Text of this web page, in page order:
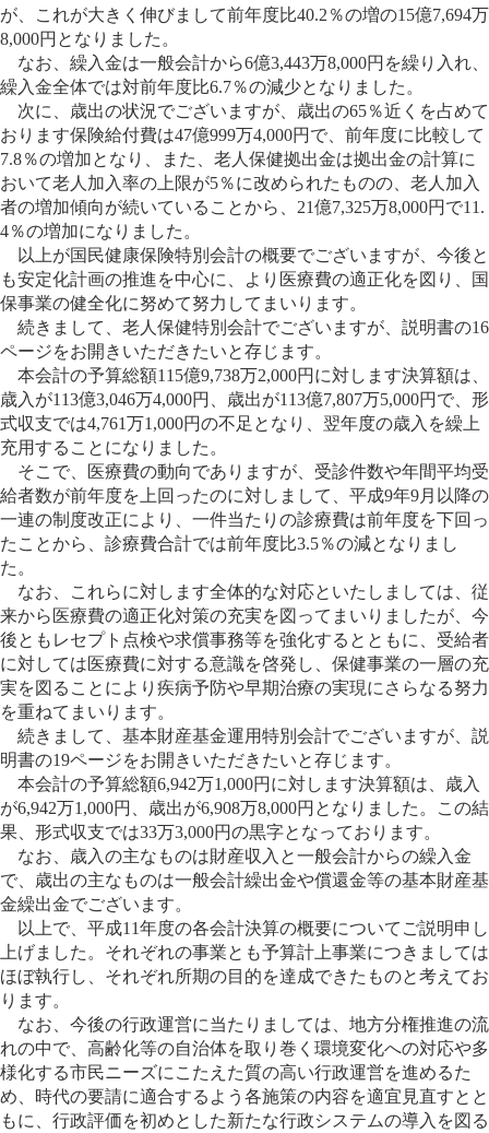
が、これが大きく伸びまして前年度比40.2％の増の15億7,694万
8,000円となりました。
なお、繰入金は一般会計から6億3,443万8,000円を繰り入れ、
繰入金全体では対前年度比6.7％の減少となりました。
次に、歳出の状況でございますが、歳出の65％近くを占めて
おります保険給付費は47億999万4,000円で、前年度に比較して
7.8％の増加となり、また、老人保健拠出金は拠出金の計算に
おいて老人加入率の上限が5％に改められたものの、老人加入
者の増加傾向が続いていることから、21億7,325万8,000円で11.
4％の増加になりました。
以上が国民健康保険特別会計の概要でございますが、今後と
も安定化計画の推進を中心に、より医療費の適正化を図り、国
保事業の健全化に努めて努力してまいります。
続きまして、老人保健特別会計でございますが、説明書の16
ページをお開きいただきたいと存じます。
本会計の予算総額115億9,738万2,000円に対します決算額は、
歳入が113億3,046万4,000円、歳出が113億7,807万5,000円で、形
式収支では4,761万1,000円の不足となり、翌年度の歳入を繰上
充用することになりました。
そこで、医療費の動向でありますが、受診件数や年間平均受
給者数が前年度を上回ったのに対しまして、平成9年9月以降の
一連の制度改正により、一件当たりの診療費は前年度を下回っ
たことから、診療費合計では前年度比3.5％の減となりまし
た。
なお、これらに対します全体的な対応といたしましては、従
来から医療費の適正化対策の充実を図ってまいりましたが、今
後ともレセプト点検や求償事務等を強化するとともに、受給者
に対しては医療費に対する意識を啓発し、保健事業の一層の充
実を図ることにより疾病予防や早期治療の実現にさらなる努力
を重ねてまいります。
続きまして、基本財産基金運用特別会計でございますが、説
明書の19ページをお開きいただきたいと存じます。
本会計の予算総額6,942万1,000円に対します決算額は、歳入
が6,942万1,000円、歳出が6,908万8,000円となりました。この結
果、形式収支では33万3,000円の黒字となっております。
なお、歳入の主なものは財産収入と一般会計からの繰入金
で、歳出の主なものは一般会計繰出金や償還金等の基本財産基
金繰出金でございます。
以上で、平成11年度の各会計決算の概要についてご説明申し
上げました。それぞれの事業とも予算計上事業につきましては
ほぼ執行し、それぞれ所期の目的を達成できたものと考えてお
ります。
なお、今後の行政運営に当たりましては、地方分権推進の流
れの中で、高齢化等の自治体を取り巻く環境変化への対応や多
様化する市民ニーズにこたえた質の高い行政運営を進めるた
め、時代の要請に適合するよう各施策の内容を適宜見直すとと
もに、行政評価を初めとした新たな行政システムの導入を図る